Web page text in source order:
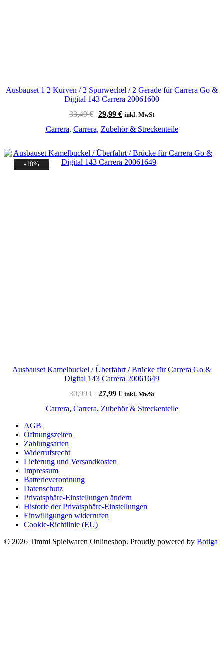
Ausbauset 1 2 Kurven / 2 Spurwechel / 2 Gerade für Carrera Go &
Digital 143 Carrera 20061600
33,49€ Ursprünglicher
war:
29,99 €Aktueller
ist:
inkl. MwSt
Carrera, Carrera, Zubehör & Streckenteile
-10%
Ausbauset Kamelbuckel / Überfahrt / Brücke für Carrera Go &
Digital 143 Carrera 20061649
30,99€ Ursprünglicher
war:
27,99 €Aktueller
ist:
inkl. MwSt
Carrera, Carrera, Zubehör & Streckenteile
AGB
Öffnungszeiten
Zahlungsarten
Widerrufsrecht
Lieferung und Versandkosten
Impressum
Batterieverordnung
Datenschutz
Privatsphäre-Einstellungen ändern
Historie der Privatsphäre-Einstellungen
Einwilligungen widerrufen
Cookie-Richtlinie (EU)
© 2026 Timmi Spielwaren Onlineshop. Proudly powered by Botiga